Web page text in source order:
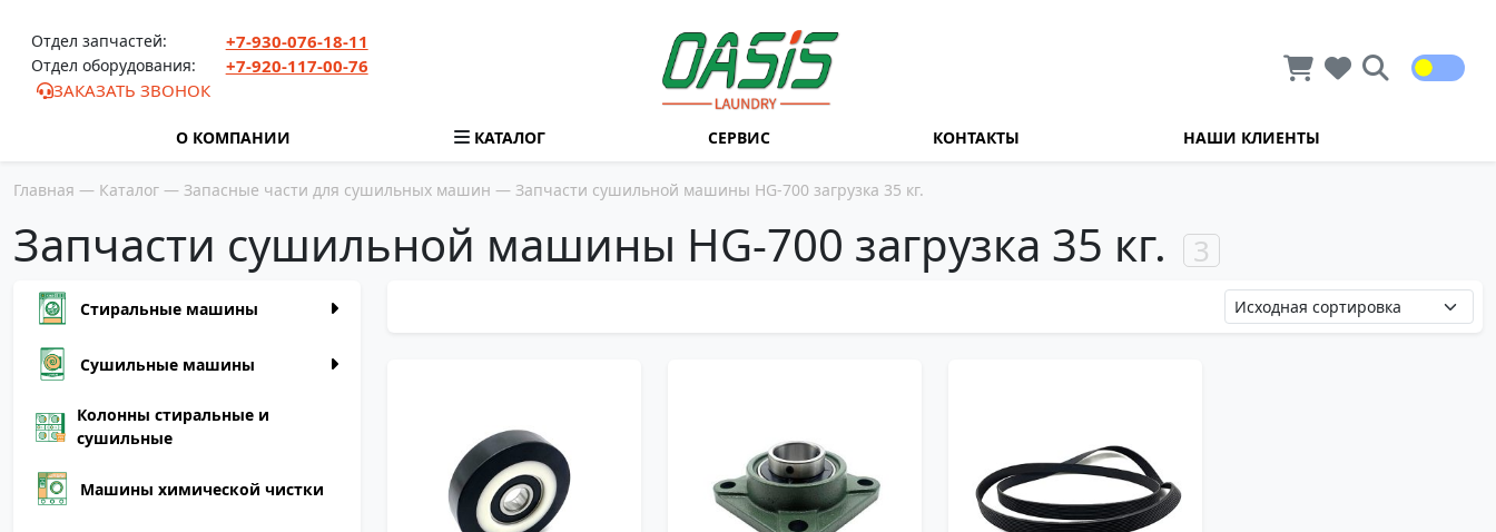
Отдел запчастей: +7-930-076-18-11
Отдел оборудования:
+7-920-117-00-76
ЗАКАЗАТЬ ЗВОНОК
О КОМПАНИИ КАТАЛОГ СЕРВИС КОНТАКТЫ НАШИ КЛИЕНТЫ
Главная — Каталог — Запасные части для сушильных машин — Запчасти сушильной машины HG-700 загрузка 35 кг.
Запчасти сушильной машины HG-700 загрузка 35 кг. 3
Стиральные машины
Сушильные машины
Колонны стиральные и
сушильные
Машины химической чистки